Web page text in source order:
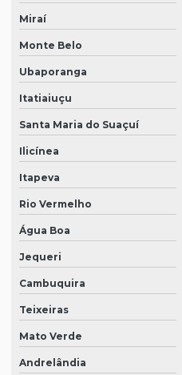
Miraí
Monte Belo
Ubaporanga
Itatiaiuçu
Santa Maria do Suaçuí
Ilicínea
Itapeva
Rio Vermelho
Água Boa
Jequeri
Cambuquira
Teixeiras
Mato Verde
Andrelândia